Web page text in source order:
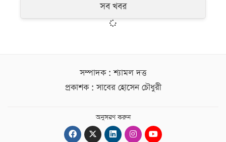
সব খবর
সম্পাদক : শ্যামল দত্ত
প্রকাশক : সাবের হোসেন চৌধুরী
অনুসরণ করুন